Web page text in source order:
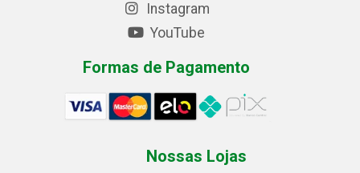
Instagram
YouTube
Formas de Pagamento
Nossas Lojas